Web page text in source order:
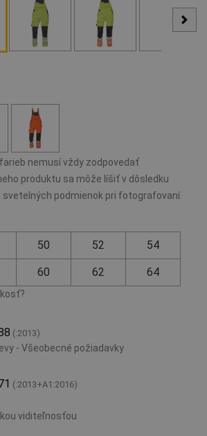
nemusí vždy zodpovedať
produktu sa môže líšiť v dôsledku
svetelných podmienok pri fotografovaní.
50 52 54
60 62 64
(:2013)
- Všeobecné požiadavky
(:2013+A1:2016)
viditeľnosťou